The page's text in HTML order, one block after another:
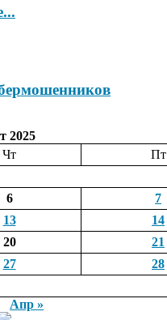
2025
Чт Пт
6 7
13 14
20 21
27 28
Апр »